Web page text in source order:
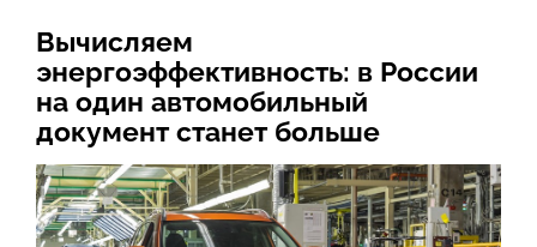
Вычисляем
энергоэффективность: в России
на один автомобильный
документ станет больше